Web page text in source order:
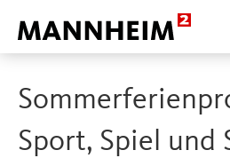
Sport, Spiel und